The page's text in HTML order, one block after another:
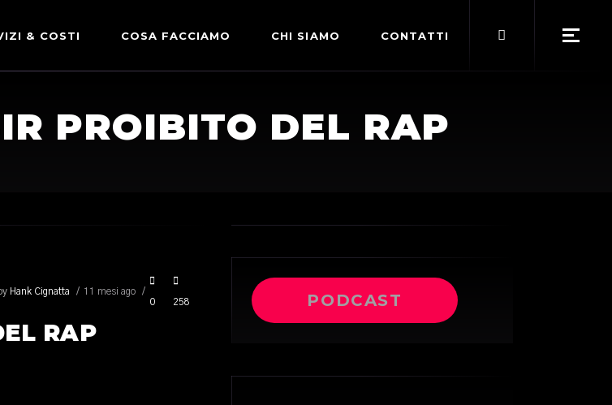
& COSTI
PARTNERSHIP
COSA FACCIAMO CHI SIAMO
TERMINI DI SERVIZIO
CONTATTI
PROIBITO DEL RAP
Hank Cignatta
11 mesi ago
0
258
RAP
PODCAST